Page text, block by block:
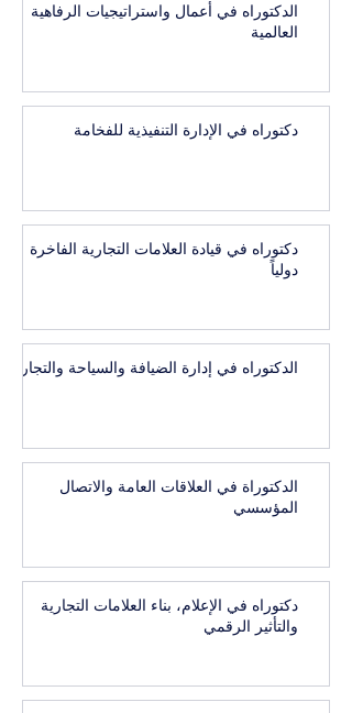
الدكتوراه في أعمال واستراتيجيات الرفاهية
العالمية
دكتوراه في الإدارة التنفيذية للفخامة
دكتوراه في قيادة العلامات التجارية الفاخرة
دولياً
الدكتوراه في إدارة الضيافة والسياحة والتجارب
الدكتوراة في العلاقات العامة والاتصال
المؤسسي
دكتوراه في الإعلام، بناء العلامات التجارية
والتأثير الرقمي